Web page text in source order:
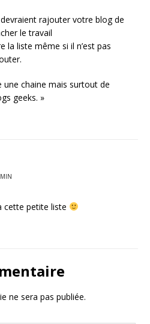
rajouter votre blog de
le travail
la liste même si il n’est pas
chaine mais surtout de
geeks. »
cette petite liste
ne sera pas publiée.